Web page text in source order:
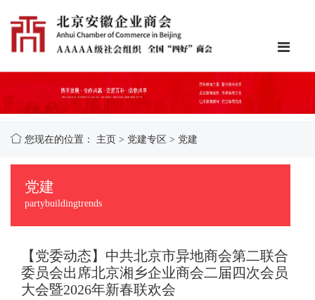
您现在的位置： 主页 > 党建专区 > 党建
党建
partybuildingtrends
【党委动态】中共北京市异地商会第二联合
委员会出席北京湘乡企业商会二届四次会员
大会暨2026年新春联欢会